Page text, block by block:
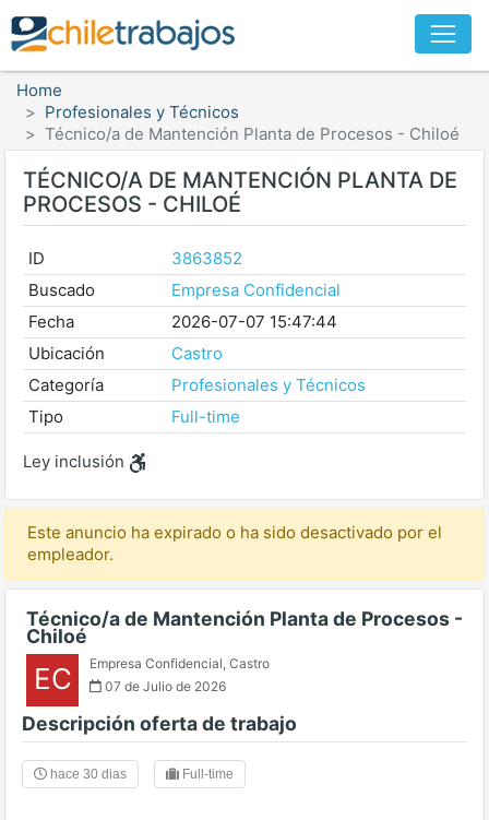
Home
Profesionales y Técnicos
Técnico/a de Mantención Planta de Procesos - Chiloé
TÉCNICO/A DE MANTENCIÓN PLANTA DE
PROCESOS - CHILOÉ
ID
3863852
Buscado
Empresa Confidencial
Fecha
2026-07-07 15:47:44
Ubicación
Castro
Categoría
Profesionales y Técnicos
Tipo
Full-time
Ley inclusión
Este anuncio ha expirado o ha sido desactivado por el
empleador.
Técnico/a de Mantención Planta de Procesos -
Chiloé
EC Empresa Confidencial, Castro
07 de Julio de 2026
Descripción oferta de trabajo
hace 30 dias Full-time